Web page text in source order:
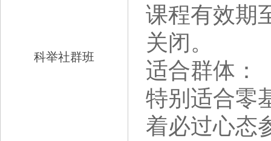
科举社群班
课程有效期
关闭。
适合群体：
特别适合零
着必过心态